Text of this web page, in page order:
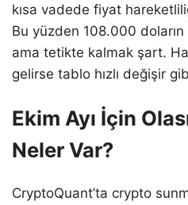
kısa vadede fiyat
Bu yüzden 108.000
ama tetikte kalmak şart.
gelirse tablo hızlı değişir
Ekim Ayı İçin
Neler Var?
CryptoQuant’ta crypto